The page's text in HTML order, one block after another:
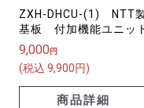
ZXH-DHCU-(1) NTT
基板 付加機能ユニッ
（ドアホンなど）
ZX（HOME）
9,000 円
(税込 9,900円)
商品詳細